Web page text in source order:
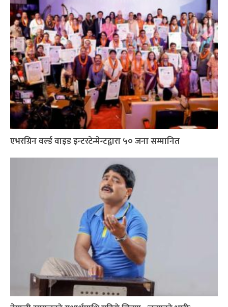
एभरग्रिन वर्ल्ड वाइड इन्टरटेन्मेन्टद्वारा ५० जना सम्मानित